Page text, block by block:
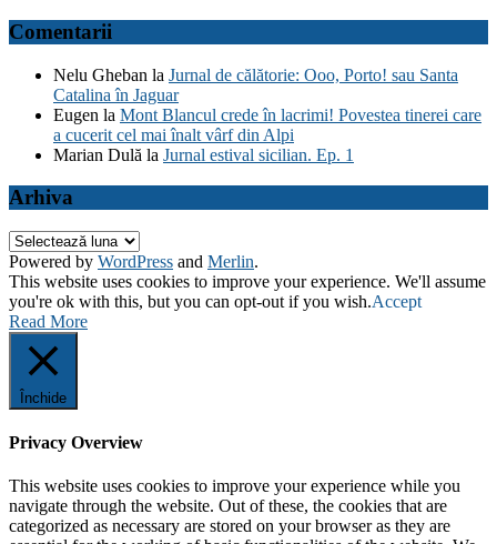
Comentarii
Nelu Gheban la Jurnal de călătorie: Ooo, Porto! sau Santa
Catalina în Jaguar
Eugen la Mont Blancul crede în lacrimi! Povestea tinerei care
a cucerit cel mai înalt vârf din Alpi
Marian Dulă la Jurnal estival sicilian. Ep. 1
Arhiva
Arhiva
Powered by WordPress and Merlin.
This website uses cookies to improve your experience. We'll assume
you're ok with this, but you can opt-out if you wish.Accept
Read More
Închide
Privacy Overview
This website uses cookies to improve your experience while you
navigate through the website. Out of these, the cookies that are
categorized as necessary are stored on your browser as they are